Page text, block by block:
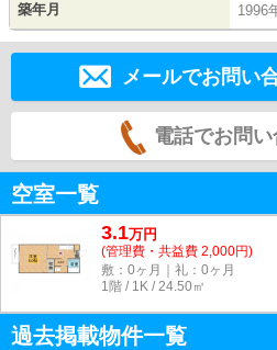
築年月 1996
メールでお問い
電話でお問
空室一覧
3.1万円
(管理費・共益費 2,000円)
敷：0ヶ月｜礼：0ヶ月
1階 / 1K / 24.50㎡
過去掲載物件一覧